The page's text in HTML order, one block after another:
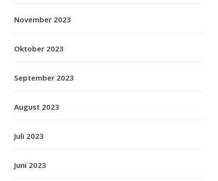
November 2023
Oktober 2023
September 2023
August 2023
Juli 2023
Juni 2023